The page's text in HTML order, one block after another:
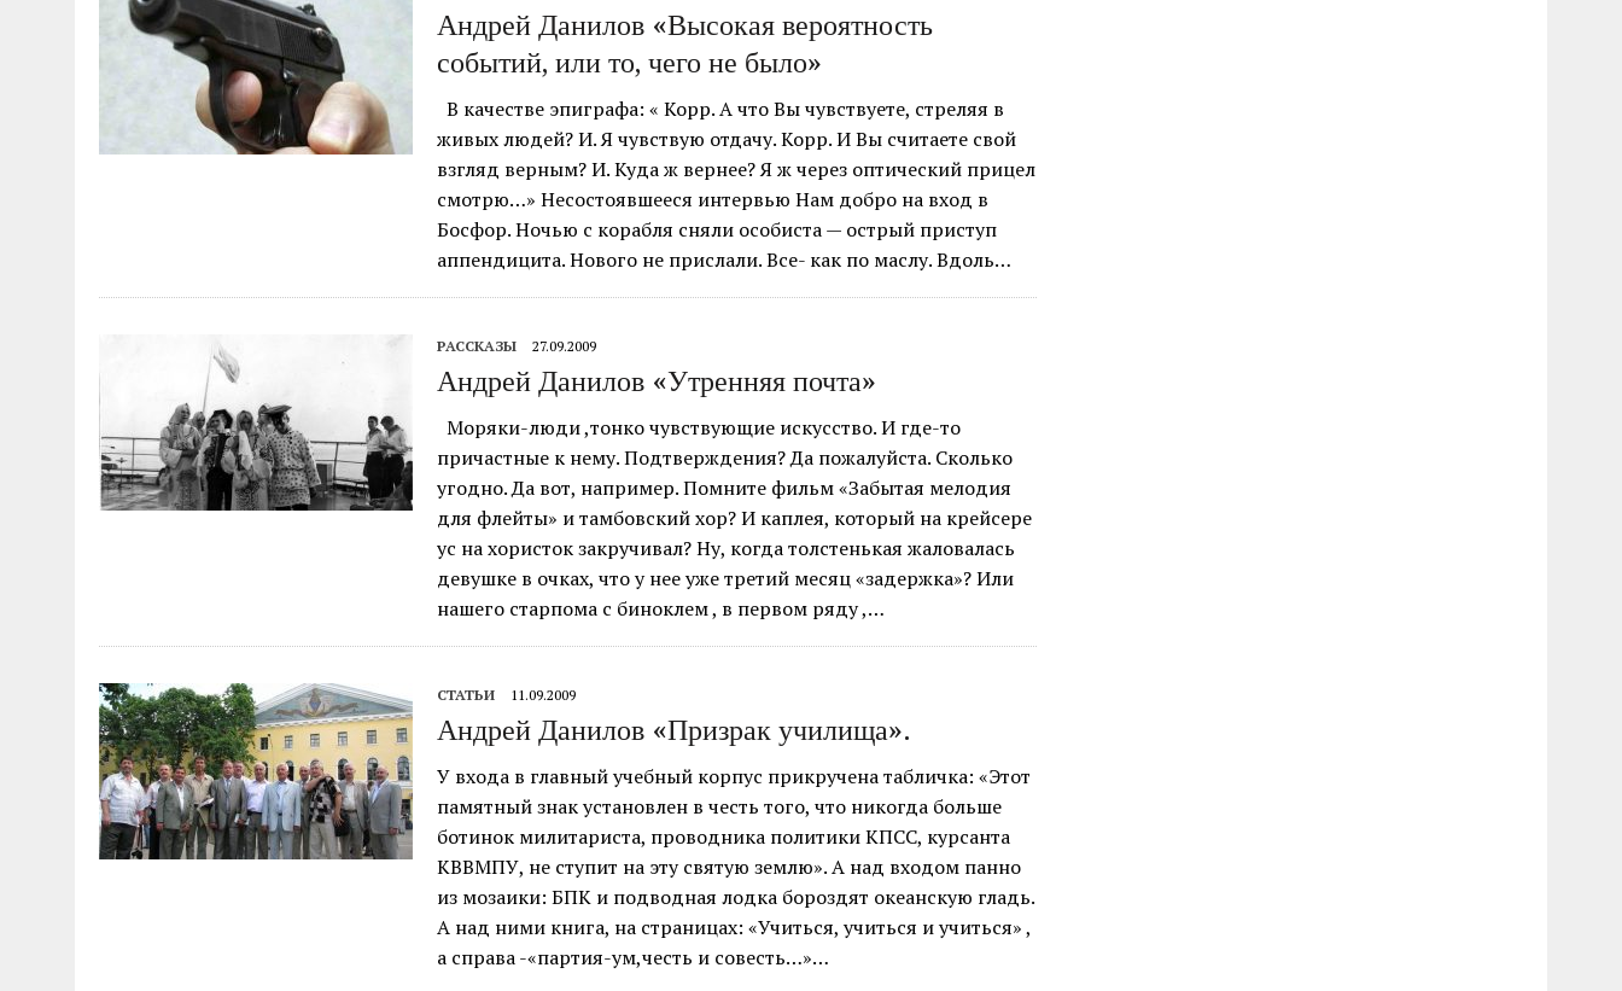
Андрей Данилов «Высокая вероятность
событий, или то, чего не было»
В качестве эпиграфа: « Корр. А что Вы чувствуете, стреляя в
живых людей? И. Я чувствую отдачу. Корр. И Вы считаете свой
взгляд верным? И. Куда ж вернее? Я ж через оптический прицел
смотрю…» Несостоявшееся интервью Нам добро на вход в
Босфор. Ночью с корабля сняли особиста — острый приступ
аппендицита. Нового не прислали. Все- как по маслу. Вдоль…
РАССКАЗЫ 27.09.2009
Андрей Данилов «Утренняя почта»
Моряки-люди ,тонко чувствующие искусство. И где-то
причастные к нему. Подтверждения? Да пожалуйста. Сколько
угодно. Да вот, например. Помните фильм «Забытая мелодия
для флейты» и тамбовский хор? И каплея, который на крейсере
ус на хористок закручивал? Ну, когда толстенькая жаловалась
девушке в очках, что у нее уже третий месяц «задержка»? Или
нашего старпома с биноклем , в первом ряду ,…
СТАТЬИ 11.09.2009
Андрей Данилов «Призрак училища».
У входа в главный учебный корпус прикручена табличка: «Этот
памятный знак установлен в честь того, что никогда больше
ботинок милитариста, проводника политики КПСС, курсанта
КВВМПУ, не ступит на эту святую землю». А над входом панно
из мозаики: БПК и подводная лодка бороздят океанскую гладь.
А над ними книга, на страницах: «Учиться, учиться и учиться» ,
а справа -«партия-ум,честь и совесть…»…